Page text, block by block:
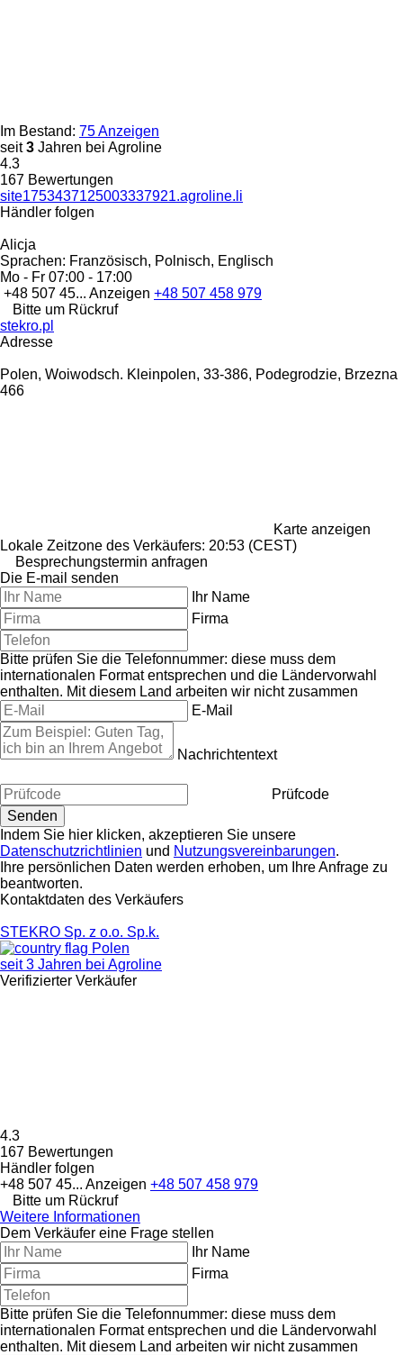
Im Bestand: 75 Anzeigen
seit3 Jahren bei Agroline
4.3
167 Bewertungen
site1753437125003337921.agroline.li
Händler folgen
Alicja
Sprachen: Französisch, Polnisch, Englisch
Mo - Fr 07:00 - 17:00
+48 507 45... Anzeigen +48 507 458 979
Bitte um Rückruf
stekro.pl
Adresse
Polen, Woiwodsch. Kleinpolen, 33-386, Podegrodzie, Brzezna
466
Karte anzeigen
Lokale Zeitzone des Verkäufers: 20:53 (CEST)
Besprechungstermin anfragen
Die E-mail senden
Ihr Name
Firma
Bitte prüfen Sie die Telefonnummer: diese muss dem
internationalen Format entsprechen und die Ländervorwahl
enthalten. Mit diesem Land arbeiten wir nicht zusammen
E-Mail
Nachrichtentext
Prüfcode
Indem Sie hier klicken, akzeptieren Sie unsere
Datenschutzrichtlinien und Nutzungsvereinbarungen.
Ihre persönlichen Daten werden erhoben, um Ihre Anfrage zu
beantworten.
Kontaktdaten des Verkäufers
STEKRO Sp. z o.o. Sp.k.
Polen
seit 3 Jahren bei Agroline
Verifizierter Verkäufer
4.3
167 Bewertungen
Händler folgen
+48 507 45... Anzeigen +48 507 458 979
Bitte um Rückruf
Weitere Informationen
Dem Verkäufer eine Frage stellen
Ihr Name
Firma
Bitte prüfen Sie die Telefonnummer: diese muss dem
internationalen Format entsprechen und die Ländervorwahl
enthalten. Mit diesem Land arbeiten wir nicht zusammen